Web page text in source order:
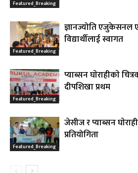
Featured_Breaking
Featured_Breaking
ज्ञानज्योति एजुकेसनल
विद्यार्थीलाई स्वागत
Featured_Breaking
प्याब्सन घाेराहीकाे
दीपशिखा प्रथम
Featured_Breaking
जेसीज र प्याब्सन
प्रतियोगिता